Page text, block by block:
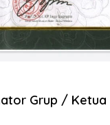
Grup / Ketua